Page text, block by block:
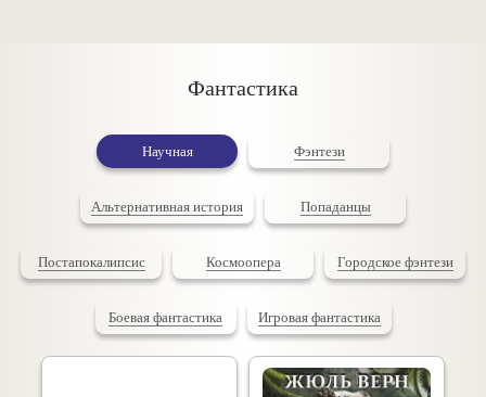
Фантастика
Научная Фэнтези
Альтернативная история Попаданцы
Постапокалипсис Космоопера Городское фэнтези
Боевая фантастика Игровая фантастика